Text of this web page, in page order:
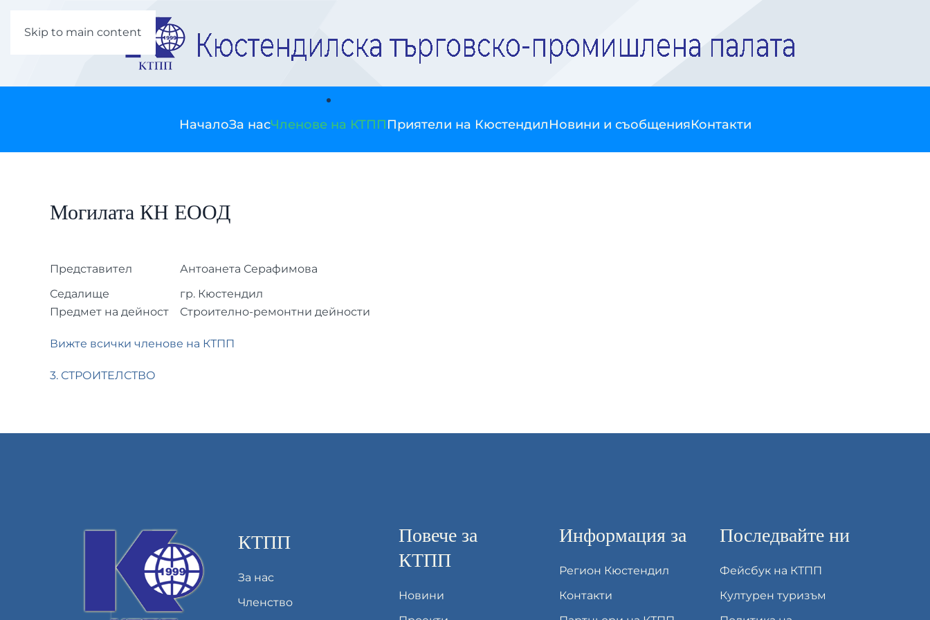
Skip to main content
НачалоЗа насЧленове на КТПППриятели на КюстендилНовини и съобщенияКонтакти
Могилата КН ЕООД
Представител
Антоанета Серафимова
Седалище
гр. Кюстендил
Предмет на дейност
Строително-ремонтни дейности
Вижте всички членове на КТПП
3. СТРОИТЕЛСТВО
КТПП
За нас
Членство
Повече за
КТПП
Новини
Информация за
Регион Кюстендил
Контакти
Последвайте ни
Фейсбук на КТПП
Културен туризъм